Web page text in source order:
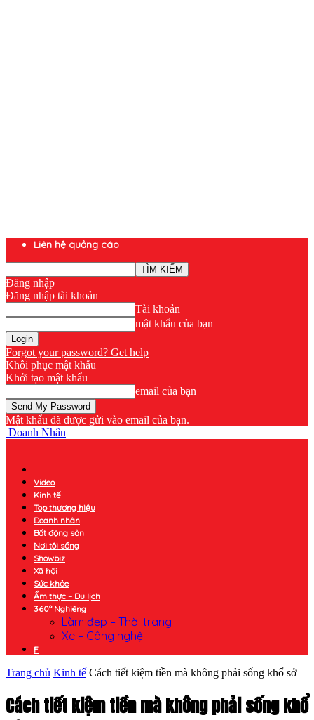
Liên hệ quảng cáo
Đăng nhập
Đăng nhập tài khoản
Tài khoản
mật khẩu của bạn
Forgot your password? Get help
Khôi phục mật khẩu
Khởi tạo mật khẩu
email của bạn
Mật khẩu đã được gửi vào email của bạn.
Doanh Nhân
Video
Kinh tế
Top thương hiệu
Doanh nhân
Bất động sản
Nơi tôi sống
Showbiz
Xã hội
Sức khỏe
Ẩm thực – Du lịch
360° Nghiêng
Làm đẹp – Thời trang
Xe – Công nghệ
F
Trang chủ Kinh tế Cách tiết kiệm tiền mà không phải sống khổ sở
Cách tiết kiệm tiền mà không phải sống khổ